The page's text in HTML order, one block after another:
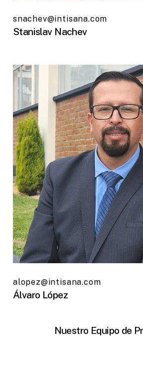
snachev@intisana.com
Stanislav Nachev
alopez@intisana.com
Álvaro López
Nuestro Equipo de